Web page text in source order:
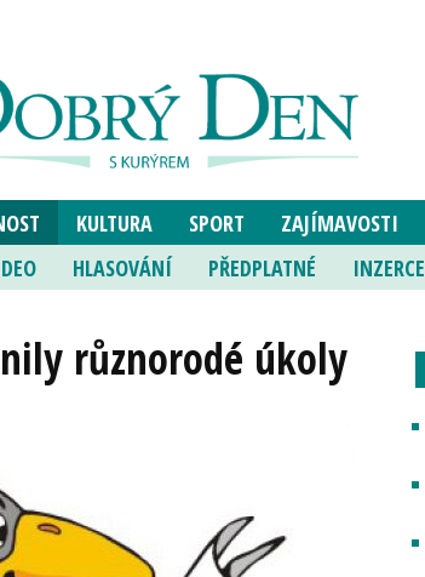
KULTURA SPORT ZAJÍMAVOSTI
HLASOVÁNÍ PŘEDPLATNÉ INZERCE
různorodé úkoly